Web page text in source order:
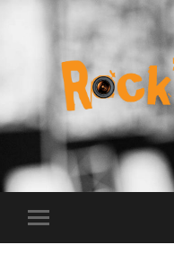
mobile